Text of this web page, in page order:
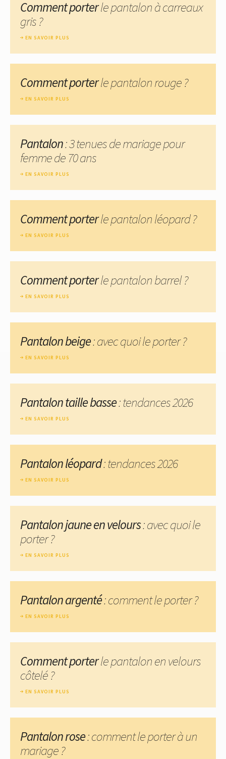
Comment porterle pantalon à carreaux
gris ?
EN SAVOIR PLUS
Comment porterle pantalon rouge ?
EN SAVOIR PLUS
Pantalon: 3 tenues de mariage pour
femme de 70 ans
EN SAVOIR PLUS
Comment porterle pantalon léopard ?
EN SAVOIR PLUS
Comment porterle pantalon barrel ?
EN SAVOIR PLUS
Pantalon beige: avec quoi le porter ?
EN SAVOIR PLUS
Pantalon taille basse: tendances 2026
EN SAVOIR PLUS
Pantalon léopard: tendances 2026
EN SAVOIR PLUS
Pantalon jaune en velours: avec quoi le
porter ?
EN SAVOIR PLUS
Pantalon argenté: comment le porter ?
EN SAVOIR PLUS
Comment porterle pantalon en velours
côtelé ?
EN SAVOIR PLUS
Pantalon rose: comment le porter à un
mariage ?